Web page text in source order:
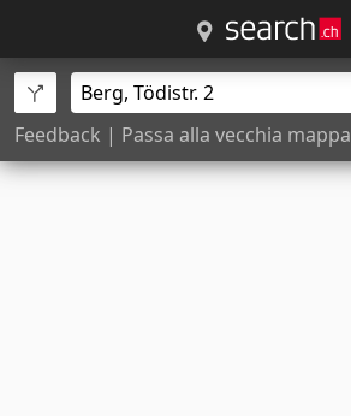
Feedback | Passa alla vecchia mappa